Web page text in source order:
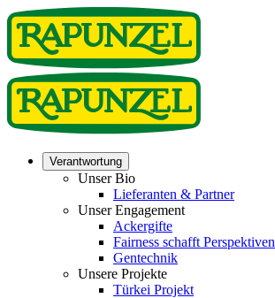
Verantwortung
Unser Bio
Lieferanten & Partner
Unser Engagement
Ackergifte
Fairness schafft Perspektiven
Gentechnik
Unsere Projekte
Türkei Projekt